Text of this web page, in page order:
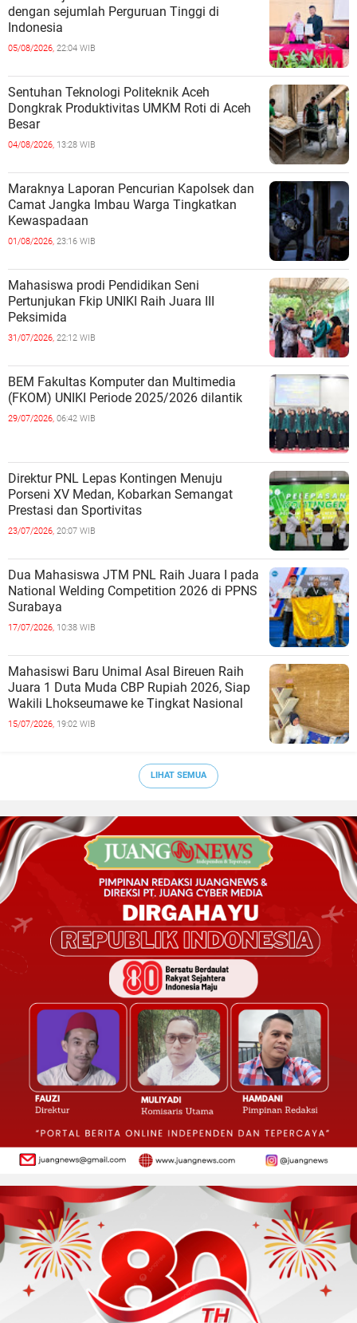
dengan sejumlah Perguruan Tinggi di
Indonesia
05/08/2026, 22:04 WIB
Sentuhan Teknologi Politeknik Aceh
Dongkrak Produktivitas UMKM Roti di Aceh
Besar
04/08/2026, 13:28 WIB
Maraknya Laporan Pencurian Kapolsek dan
Camat Jangka Imbau Warga Tingkatkan
Kewaspadaan
01/08/2026, 23:16 WIB
Mahasiswa prodi Pendidikan Seni
Pertunjukan Fkip UNIKI Raih Juara III
Peksimida
31/07/2026, 22:12 WIB
BEM Fakultas Komputer dan Multimedia
(FKOM) UNIKI Periode 2025/2026 dilantik
29/07/2026, 06:42 WIB
Direktur PNL Lepas Kontingen Menuju
Porseni XV Medan, Kobarkan Semangat
Prestasi dan Sportivitas
23/07/2026, 20:07 WIB
Dua Mahasiswa JTM PNL Raih Juara I pada
National Welding Competition 2026 di PPNS
Surabaya
17/07/2026, 10:38 WIB
Mahasiswi Baru Unimal Asal Bireuen Raih
Juara 1 Duta Muda CBP Rupiah 2026, Siap
Wakili Lhokseumawe ke Tingkat Nasional
15/07/2026, 19:02 WIB
LIHAT SEMUA